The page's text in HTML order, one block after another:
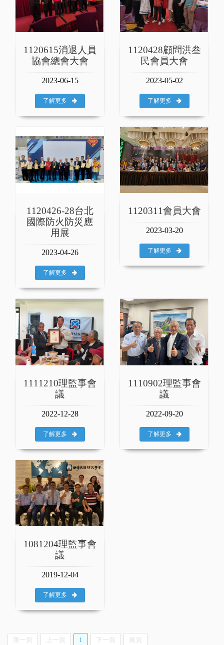
1120615消退人員
協會總會大會
2023-06-15
了解更多
1120428顧問洪叁
民會員大會
2023-05-02
了解更多
1120426-28台北
國際防火防災應
用展
2023-04-26
了解更多
1120311會員大會
2023-03-20
了解更多
1111210理監事會
議
2022-12-28
了解更多
1110902理監事會
議
2022-09-20
了解更多
1081204理監事會
議
2019-12-04
了解更多
第一頁 上一頁 1 下一頁
尾頁